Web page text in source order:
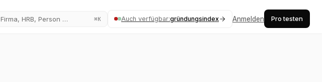
Firma, HRB, Person … ⌘K Auch verfügbar:gründungsindex Anmelden Pro testen